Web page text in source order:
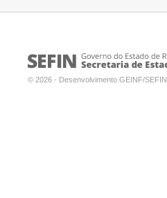
© 2026 - Desenvolvimento GEINF/SEFIN